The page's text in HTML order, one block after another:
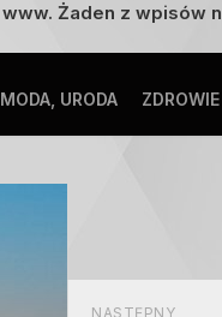
Żaden z wpisów
MODA, URODA ZDROWIE
NASTĘPNY